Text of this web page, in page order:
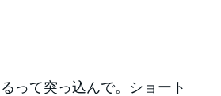
って突っ込んで。ショート